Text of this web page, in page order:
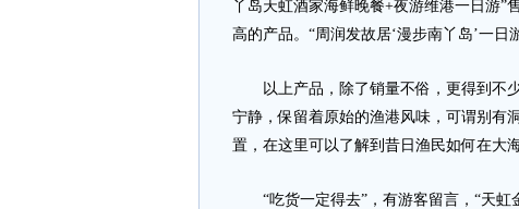
丫岛天虹酒家海鲜晚餐+夜游维港一日游”
高的产品。“周润发故居‘漫步南丫岛’一日
以上产品，除了销量不俗，更得到不少
宁静，保留着原始的渔港风味，可谓别有
置，在这里可以了解到昔日渔民如何在大
“吃货一定得去”，有游客留言，“天虹